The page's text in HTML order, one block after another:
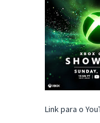
Link para o